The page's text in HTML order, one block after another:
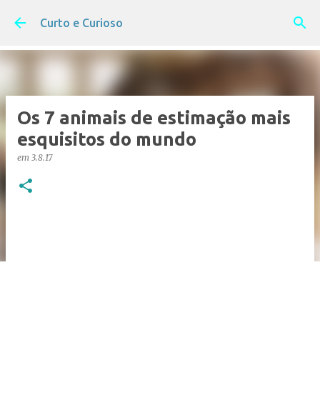
Pular para o conteúdo principal
Curto e Curioso
Os 7 animais de estimação mais
esquisitos do mundo
em 3.8.17